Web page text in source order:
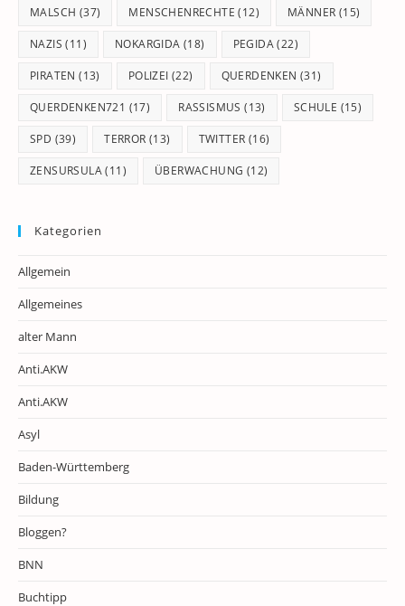
MALSCH (37) MENSCHENRECHTE (12) MÄNNER (15)
NAZIS (11) NOKARGIDA (18) PEGIDA(22)
PIRATEN (13) POLIZEI (22) QUERDENKEN (31)
QUERDENKEN721 (17) RASSISMUS (13) SCHULE (15)
SPD (39) TERROR (13) TWITTER (16)
ZENSURSULA(11) ÜBERWACHUNG (12)
Kategorien
Allgemein
Allgemeines
alter Mann
Anti.AKW
Anti.AKW
Asyl
Baden-Württemberg
Bildung
Bloggen?
BNN
Buchtipp